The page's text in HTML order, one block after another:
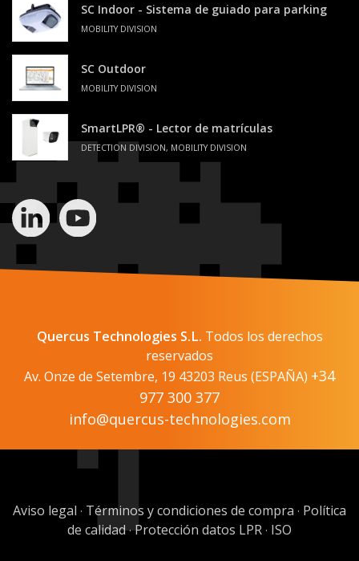
SC Indoor - Sistema de guiado para parking
MOBILITY DIVISION
SC Outdoor
MOBILITY DIVISION
SmartLPR® - Lector de matrículas
DETECTION DIVISION, MOBILITY DIVISION
Quercus Technologies S.L. Todos los derechos
reservados
Av. Onze de Setembre, 19 43203 Reus (ESPAÑA) +34
977 300 377
info@quercus-technologies.com
Aviso legal · Términos y condiciones de compra · Política
de calidad·Protección datos LPR · ISO